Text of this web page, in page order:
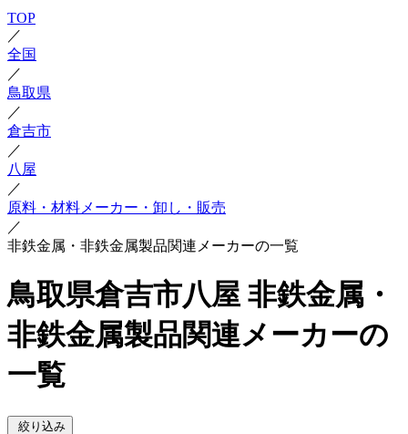
TOP
／
全国
／
鳥取県
／
倉吉市
／
八屋
／
原料・材料メーカー・卸し・販売
／
非鉄金属・非鉄金属製品関連メーカーの一覧
鳥取県倉吉市八屋 非鉄金属・
非鉄金属製品関連メーカーの
一覧
絞り込み